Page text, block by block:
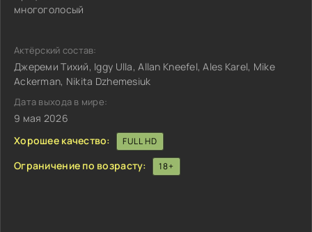
многоголосый
Актёрский состав:
Джереми Тихий, Iggy Ulla, Allan Kneefel, Ales Karel, Mike
Ackerman, Nikita Dzhemesiuk
Дата выхода в мире:
9 мая 2026
Хорошее качество:
FULL HD
Ограничение по возрасту: 18+